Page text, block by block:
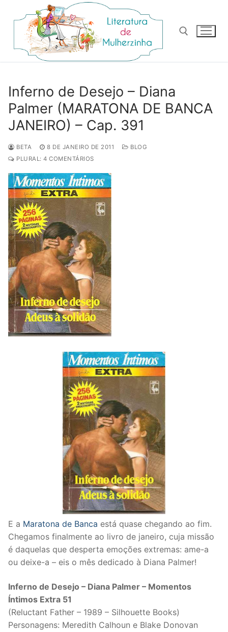
para
conteúdo
Inferno de Desejo – Diana
Palmer (MARATONA DE BANCA
JANEIRO) – Cap. 391
BETA 8 DE JANEIRO DE 2011
BLOG
PLURAL: 4 COMENTÁRIOS
E a Maratona de Banca está quase chegando ao fim.
Chegamos finalmente ao livro de janeiro, cuja missão
é daquelas que desperta emoções extremas: ame-a
ou deixe-a – eis o mês dedicado à Diana Palmer!
Inferno de Desejo – Diana Palmer – Momentos
Íntimos Extra 51
(Reluctant Father – 1989 – Silhouette Books)
Personagens: Meredith Calhoun e Blake Donovan